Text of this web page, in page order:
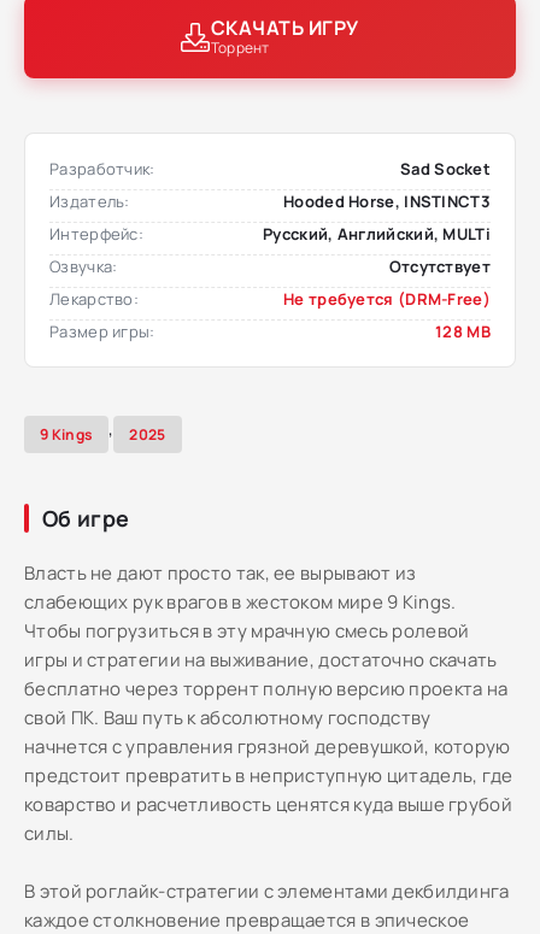
СКАЧАТЬ ИГРУ
Торрент
Разработчик:
Sad Socket
Издатель:
Hooded Horse, INSTINCT3
Интерфейс:
Русский, Английский, MULTi
Озвучка:
Отсутствует
Лекарство:
Не требуется (DRM-Free)
Размер игры:
128 MB
9 Kings , 2025
Об игре
Власть не дают просто так, ее вырывают из
слабеющих рук врагов в жестоком мире 9 Kings.
Чтобы погрузиться в эту мрачную смесь ролевой
игры и стратегии на выживание, достаточно скачать
бесплатно через торрент полную версию проекта на
свой ПК. Ваш путь к абсолютному господству
начнется с управления грязной деревушкой, которую
предстоит превратить в неприступную цитадель, где
коварство и расчетливость ценятся куда выше грубой
силы.
В этой роглайк-стратегии с элементами декбилдинга
каждое столкновение превращается в эпическое